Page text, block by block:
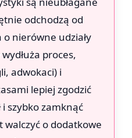
odchodzą od
nierówne udziały
proces,
adwokaci) i
lepiej zgodzić
i szybko zamknąć
o dodatkowe